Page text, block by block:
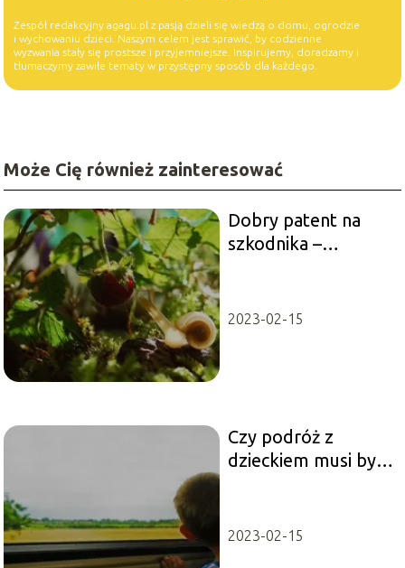
Zespół redakcyjny agagu.pl z pasją dzieli się wiedzą o domu, ogrodzie
i wychowaniu dzieci. Naszym celem jest sprawić, by codzienne
wyzwania stały się prostsze i przyjemniejsze. Inspirujemy, doradzamy i
tłumaczymy zawiłe tematy w przystępny sposób dla każdego.
Może Cię również zainteresować
Dobry patent na
szkodnika –
2023-02-15
Czy podróż z
dzieckiem musi być
2023-02-15